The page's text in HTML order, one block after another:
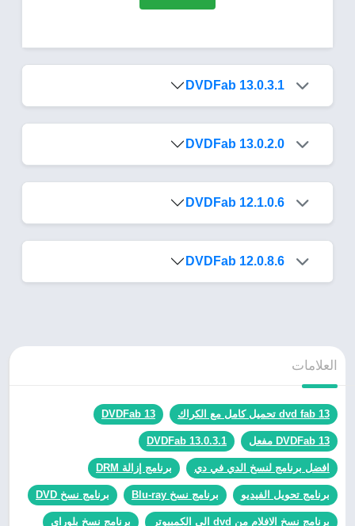
DVDFab 13.0.3.1
DVDFab 13.0.2.0
DVDFab 12.1.0.6
DVDFab 12.0.8.6
العلامات
dvd fab 13 تحميل كامل مع الكراك DVDFab 13
DVDFab 13 مفعل DVDFab 13.0.3.1
افضل برنامج لنسخ الدي في دي برنامج إزالة DRM
برنامج تحويل الفيديو برنامج نسخ Blu-ray برنامج نسخ DVD
برنامج نسخ الافلام من dvd الى الكمبيوتر برنامج نسخ بلوراي